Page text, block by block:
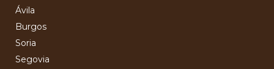
Ávila
Burgos
Soria
Segovia